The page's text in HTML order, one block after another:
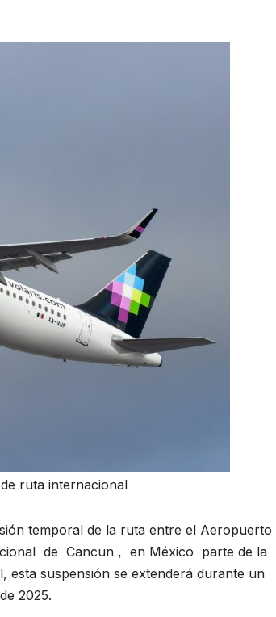
ruta internacional
temporal de la ruta entre el Aeropuerto
de Cancun , en México parte de la
esta suspensión se extenderá durante un
2025.